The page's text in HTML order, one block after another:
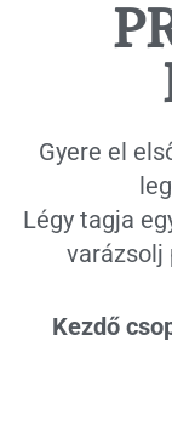
Gyere el
Légy tagja
varázsolj
Kezdő